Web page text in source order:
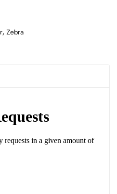
sağlayan bu cihaz, güvenilir ve
herkes için mükemmel bir
, Zebra